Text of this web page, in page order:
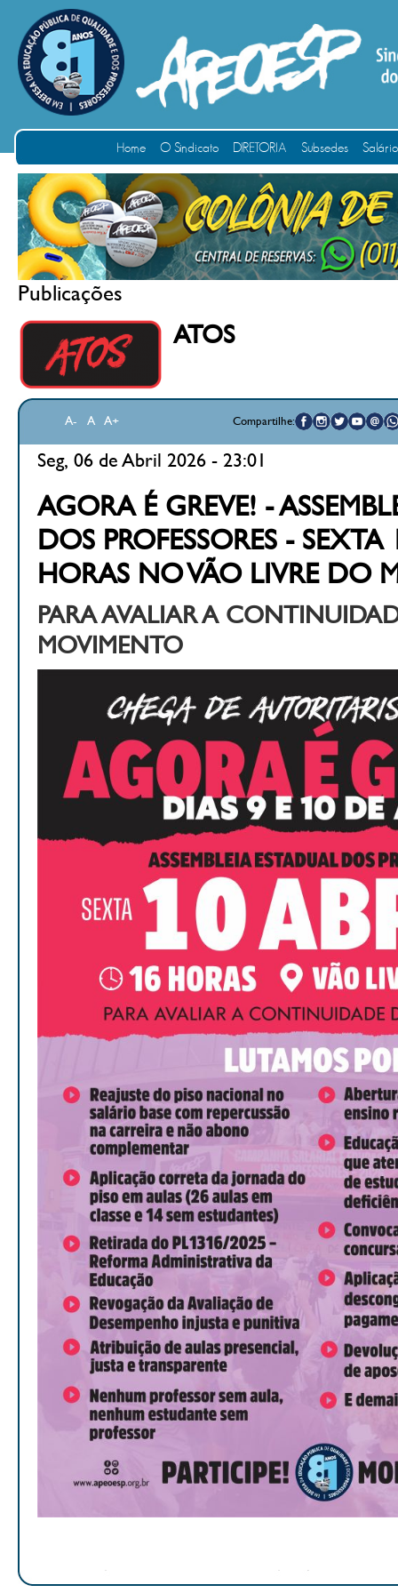
Home O Sindicato DIRETORIA Subsedes
Publicações
ATOS
A- A A+ Compartilhe:
Seg, 06 de Abril 2026 - 23:01
AGORA É GREVE! -
DOS PROFESSORES -
HORAS NO VÃO LIVRE DO
PARA AVALIAR A
MOVIMENTO